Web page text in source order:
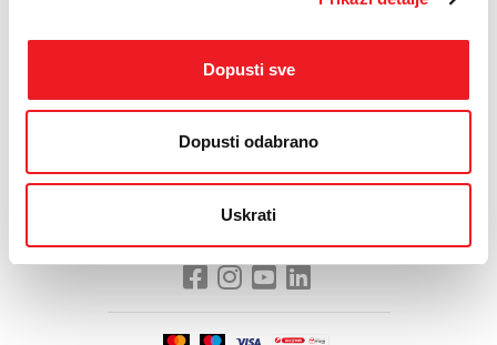
Dopusti sve
Dopusti odabrano
Uskrati
Inače, Dani Matice hrvatske počeli su 21. ožujka izvedbom
književnih i dječjih programa. Visoki pokrovitelj manifestacije je
Središnji državni ured za Hrvate izvan RH.